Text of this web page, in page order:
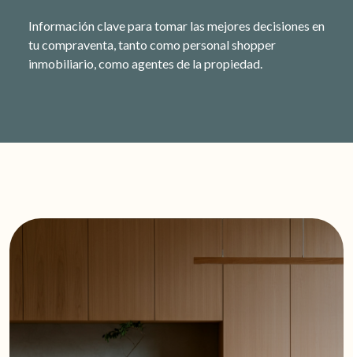
Información clave para tomar las mejores decisiones en
tu compraventa, tanto como personal shopper
inmobiliario, como agentes de la propiedad.